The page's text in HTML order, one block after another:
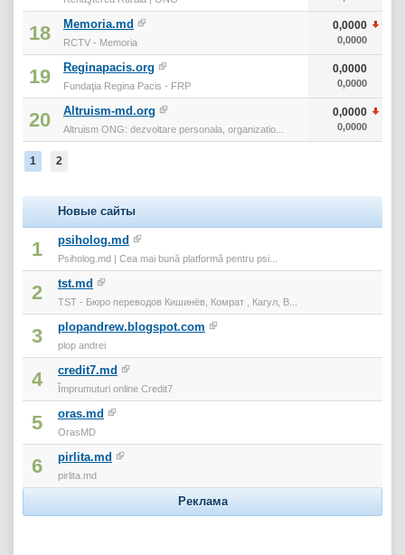
18 Memoria.md
RCTV - Memoria
0,0000
0,0000
19 Reginapacis.org
Fundaţia Regina Pacis - FRP
0,0000
0,0000
20 Altruism-md.org
Altruism ONG: dezvoltare personala, organizatio...
0,0000
0,0000
1 2
Новые сайты
1 psiholog.md
Psiholog.md | Cea mai bună platformă pentru psi...
2 tst.md
TST - Бюро переводов Кишинёв, Комрат , Кагул, В...
3 plopandrew.blogspot.com
plop andrei
4 credit7.md
Împrumuturi online Credit7
5 oras.md
OrasMD
6 pirlita.md
pirlita.md
Реклама